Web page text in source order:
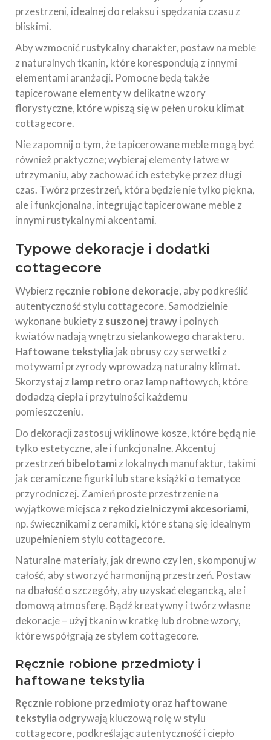
przestrzeni, idealnej do relaksu i spędzania czasu z
bliskimi.
Aby wzmocnić rustykalny charakter, postaw na meble
z naturalnych tkanin, które korespondują z innymi
elementami aranżacji. Pomocne będą także
tapicerowane elementy w delikatne wzory
florystyczne, które wpiszą się w pełen uroku klimat
cottagecore.
Nie zapomnij o tym, że tapicerowane meble mogą być
również praktyczne; wybieraj elementy łatwe w
utrzymaniu, aby zachować ich estetykę przez długi
czas. Twórz przestrzeń, która będzie nie tylko piękna,
ale i funkcjonalna, integrując tapicerowane meble z
innymi rustykalnymi akcentami.
Typowe dekoracje i dodatki
cottagecore
Wybierz ręcznie robione dekoracje, aby podkreślić
autentyczność stylu cottagecore. Samodzielnie
wykonane bukiety z suszonej trawyi polnych
kwiatów nadają wnętrzu sielankowego charakteru.
Haftowane tekstyliajak obrusy czy serwetki z
motywami przyrody wprowadzą naturalny klimat.
Skorzystaj z lamp retro oraz lamp naftowych, które
dodadzą ciepła i przytulności każdemu
pomieszczeniu.
Do dekoracji zastosuj wiklinowe kosze, które będą nie
tylko estetyczne, ale i funkcjonalne. Akcentuj
przestrzeńbibelotamiz lokalnych manufaktur, takimi
jak ceramiczne figurki lub stare książki o tematyce
przyrodniczej. Zamień proste przestrzenie na
wyjątkowe miejsca z rękodzielniczymi akcesoriami,
np. świecznikami z ceramiki, które staną się idealnym
uzupełnieniem stylu cottagecore.
Naturalne materiały, jak drewno czy len, skomponuj w
całość, aby stworzyć harmonijną przestrzeń. Postaw
na dbałość o szczegóły, aby uzyskać elegancką, ale i
domową atmosferę. Bądź kreatywny i twórz własne
dekoracje – użyj tkanin w kratkę lub drobne wzory,
które współgrają ze stylem cottagecore.
Ręcznie robione przedmioty i
haftowane tekstylia
Ręcznie robione przedmiotyoraz haftowane
tekstyliaodgrywają kluczową rolę w stylu
cottagecore, podkreślając autentyczność i ciepło